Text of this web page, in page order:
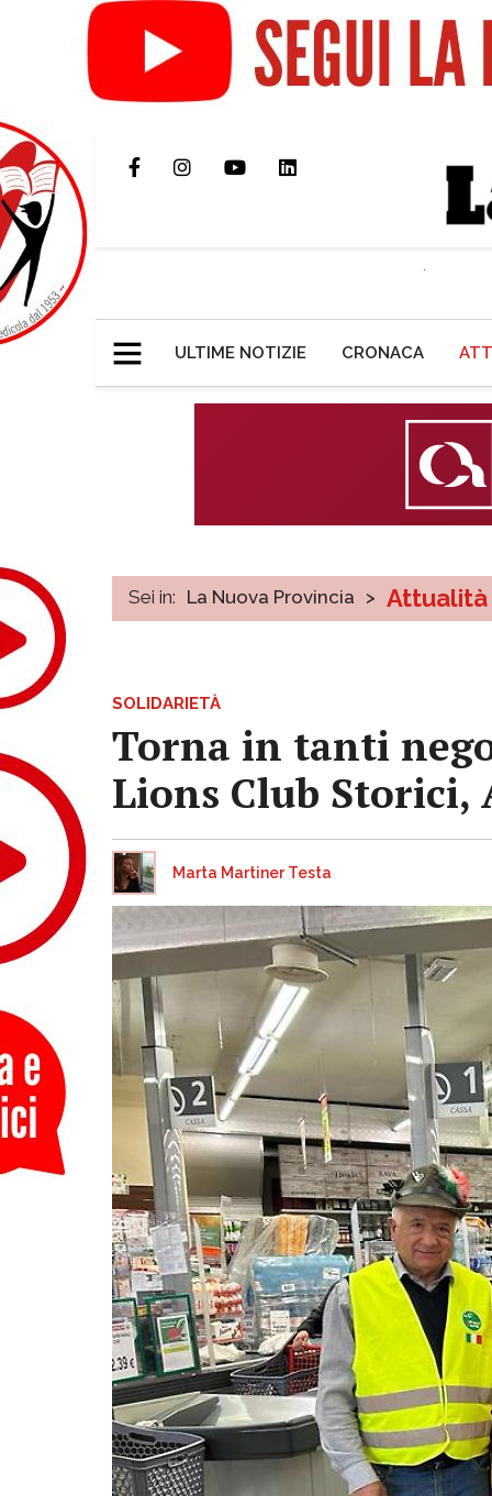
ULTIME NOTIZIE CRONACA
Sei in: La Nuova Provincia > Attualità
SOLIDARIETÀ
Torna in tanti
Lions Club Storici,
Marta Martiner Testa